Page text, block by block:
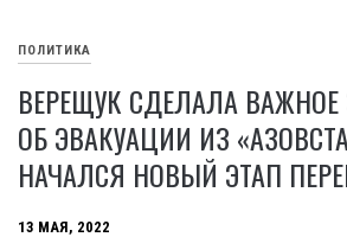
ПОЛИТИКА
ВЕРЕЩУК СДЕЛАЛА
ОБ ЭВАКУАЦИИ ИЗ
НАЧАЛСЯ НОВЫЙ ЭТАП
13 МАЯ, 2022